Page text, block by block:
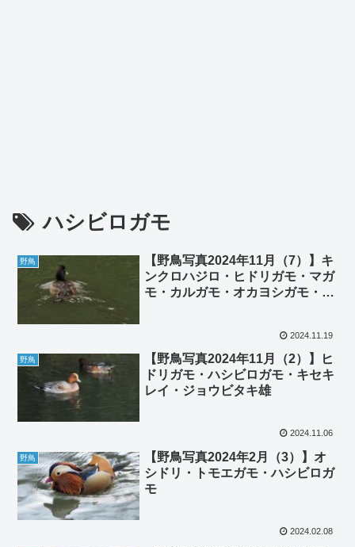
ハシビロガモ
野鳥
【野鳥写真2024年11月（7）】キ
ンクロハジロ・ヒドリガモ・マガ
モ・カルガモ・オカヨシガモ・ハ
2024.11.19
野鳥
【野鳥写真2024年11月（2）】ヒ
ドリガモ・ハシビロガモ・キセキ
レイ・ジョウビタキ雄
2024.11.06
野鳥
【野鳥写真2024年2月（3）】オ
シドリ・トモエガモ・ハシビロガ
モ
2024.02.08